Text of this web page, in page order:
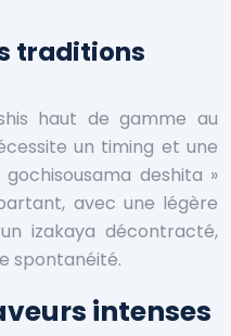
traditions
haut de gamme au
un timing et une
deshita »
avec une légère
izakaya décontracté,
spontanéité.
intenses